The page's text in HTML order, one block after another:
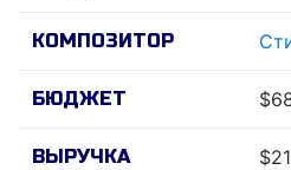
КОМПОЗИТОР
БЮДЖЕТ
ВЫРУЧКА